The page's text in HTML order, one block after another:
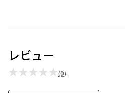
レビュー
★★★★★(0)